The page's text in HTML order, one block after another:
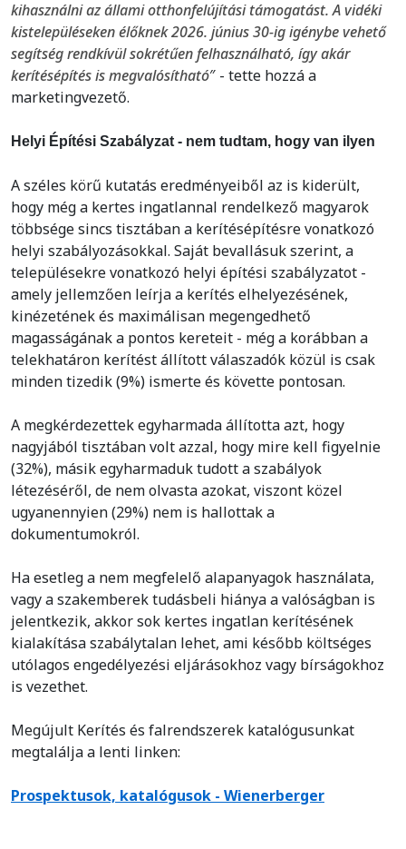
kihasználni az állami otthonfelújítási támogatást. A vidéki
kistelepüléseken élőknek 2026. június 30-ig igénybe vehető
segítség rendkívül sokrétűen felhasználható, így akár
kerítésépítés is megvalósítható″ - tette hozzá a
marketingvezető.
Helyi Építési Szabályzat - nem tudtam, hogy van ilyen
A széles körű kutatás eredményeiből az is kiderült,
hogy még a kertes ingatlannal rendelkező magyarok
többsége sincs tisztában a kerítésépítésre vonatkozó
helyi szabályozásokkal. Saját bevallásuk szerint, a
településekre vonatkozó helyi építési szabályzatot -
amely jellemzően leírja a kerítés elhelyezésének,
kinézetének és maximálisan megengedhető
magasságának a pontos kereteit - még a korábban a
telekhatáron kerítést állított válaszadók közül is csak
minden tizedik (9%) ismerte és követte pontosan.
A megkérdezettek egyharmada állította azt, hogy
nagyjából tisztában volt azzal, hogy mire kell figyelnie
(32%), másik egyharmaduk tudott a szabályok
létezéséről, de nem olvasta azokat, viszont közel
ugyanennyien (29%) nem is hallottak a
dokumentumokról.
Ha esetleg a nem megfelelő alapanyagok használata,
vagy a szakemberek tudásbeli hiánya a valóságban is
jelentkezik, akkor sok kertes ingatlan kerítésének
kialakítása szabálytalan lehet, ami később költséges
utólagos engedélyezési eljárásokhoz vagy bírságokhoz
is vezethet.
Megújult Kerítés és falrendszerek katalógusunkat
megtalálja a lenti linken:
Prospektusok, katalógusok - Wienerberger